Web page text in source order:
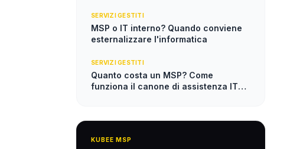
SERVIZI GESTITI
MSP o IT interno? Quando conviene
esternalizzare l'informatica
SERVIZI GESTITI
Quanto costa un MSP? Come
funziona il canone di assistenza IT
KUBEE MSP